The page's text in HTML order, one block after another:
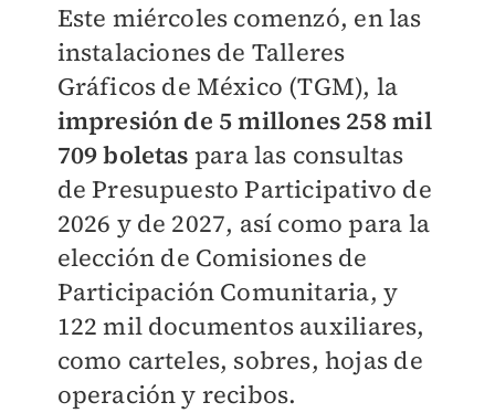
Este miércoles comenzó, en las
instalaciones de Talleres
Gráficos de México (TGM), la
impresión de 5 millones 258 mil
709 boletas para las consultas
de Presupuesto Participativo de
2026 y de 2027, así como para la
elección de Comisiones de
Participación Comunitaria, y
122 mil documentos auxiliares,
como carteles, sobres, hojas de
operación y recibos.